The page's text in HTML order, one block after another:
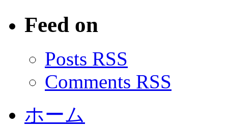
Feed on
Posts RSS
Comments RSS
ホーム